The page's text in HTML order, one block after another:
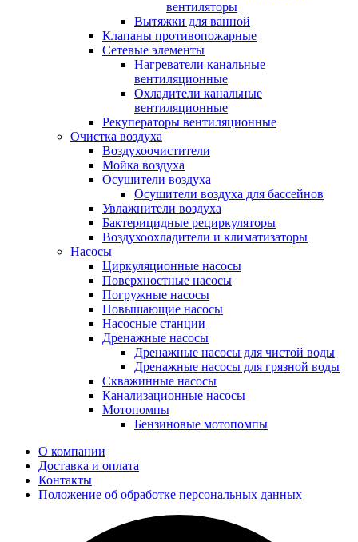
вентиляторы
Вытяжки для ванной
Клапаны противопожарные
Сетевые элементы
Нагреватели канальные
вентиляционные
Охладители канальные
вентиляционные
Рекуператоры вентиляционные
Очистка воздуха
Воздухоочистители
Мойка воздуха
Осушители воздуха
Осушители воздуха для бассейнов
Увлажнители воздуха
Бактерицидные рециркуляторы
Воздухоохладители и климатизаторы
Насосы
Циркуляционные насосы
Поверхностные насосы
Погружные насосы
Повышающие насосы
Насосные станции
Дренажные насосы
Дренажные насосы для чистой воды
Дренажные насосы для грязной воды
Скважинные насосы
Канализационные насосы
Мотопомпы
Бензиновые мотопомпы
О компании
Доставка и оплата
Контакты
Положение об обработке персональных данных